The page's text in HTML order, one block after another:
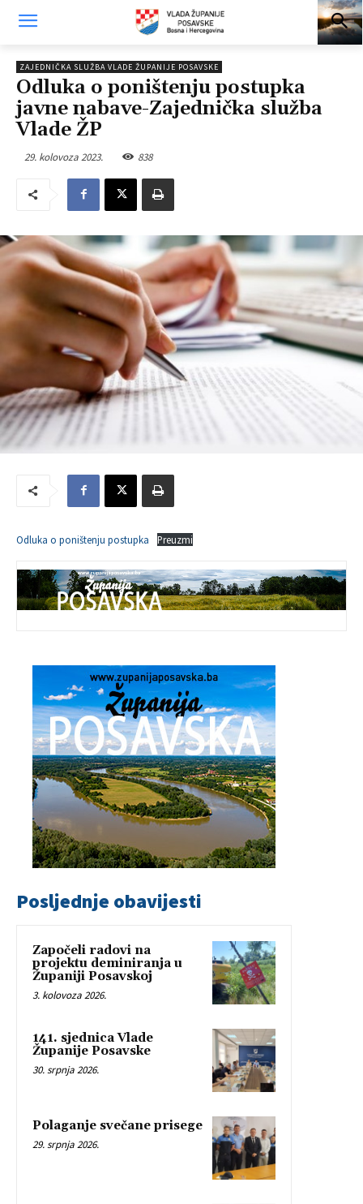
ZAJEDNIČKA SLUŽBA VLADE ŽUPANIJE POSAVSKE
Odluka o poništenju postupka
javne nabave-Zajednička služba
Vlade ŽP
29. kolovoza 2023. 838
Odluka o poništenju postupka Preuzmi
Posljednje obavijesti
Započeli radovi na
projektu deminiranja u
Županiji Posavskoj
3. kolovoza 2026.
141. sjednica Vlade
Županije Posavske
30. srpnja 2026.
Polaganje svečane prisege
29. srpnja 2026.